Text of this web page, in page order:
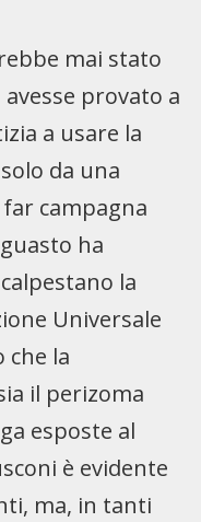
mai stato
provato a
a usare la
da una
campagna
ha
la
Universale
che la
il perizoma
esposte al
è evidente
ma, in tanti